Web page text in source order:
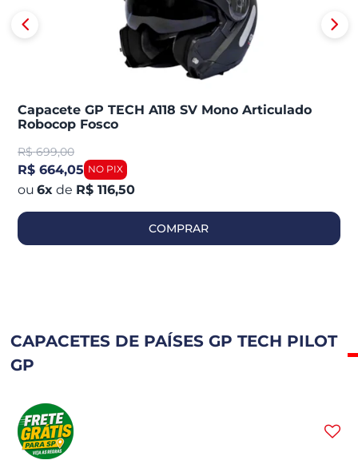
Capacete GP TECH A118 SV Mono Articulado
Robocop Fosco
R$ 699,00
R$ 664,05
6x de R$ 116,50
COMPRAR
CAPACETES DE PAÍSES GP TECH PILOT
GP